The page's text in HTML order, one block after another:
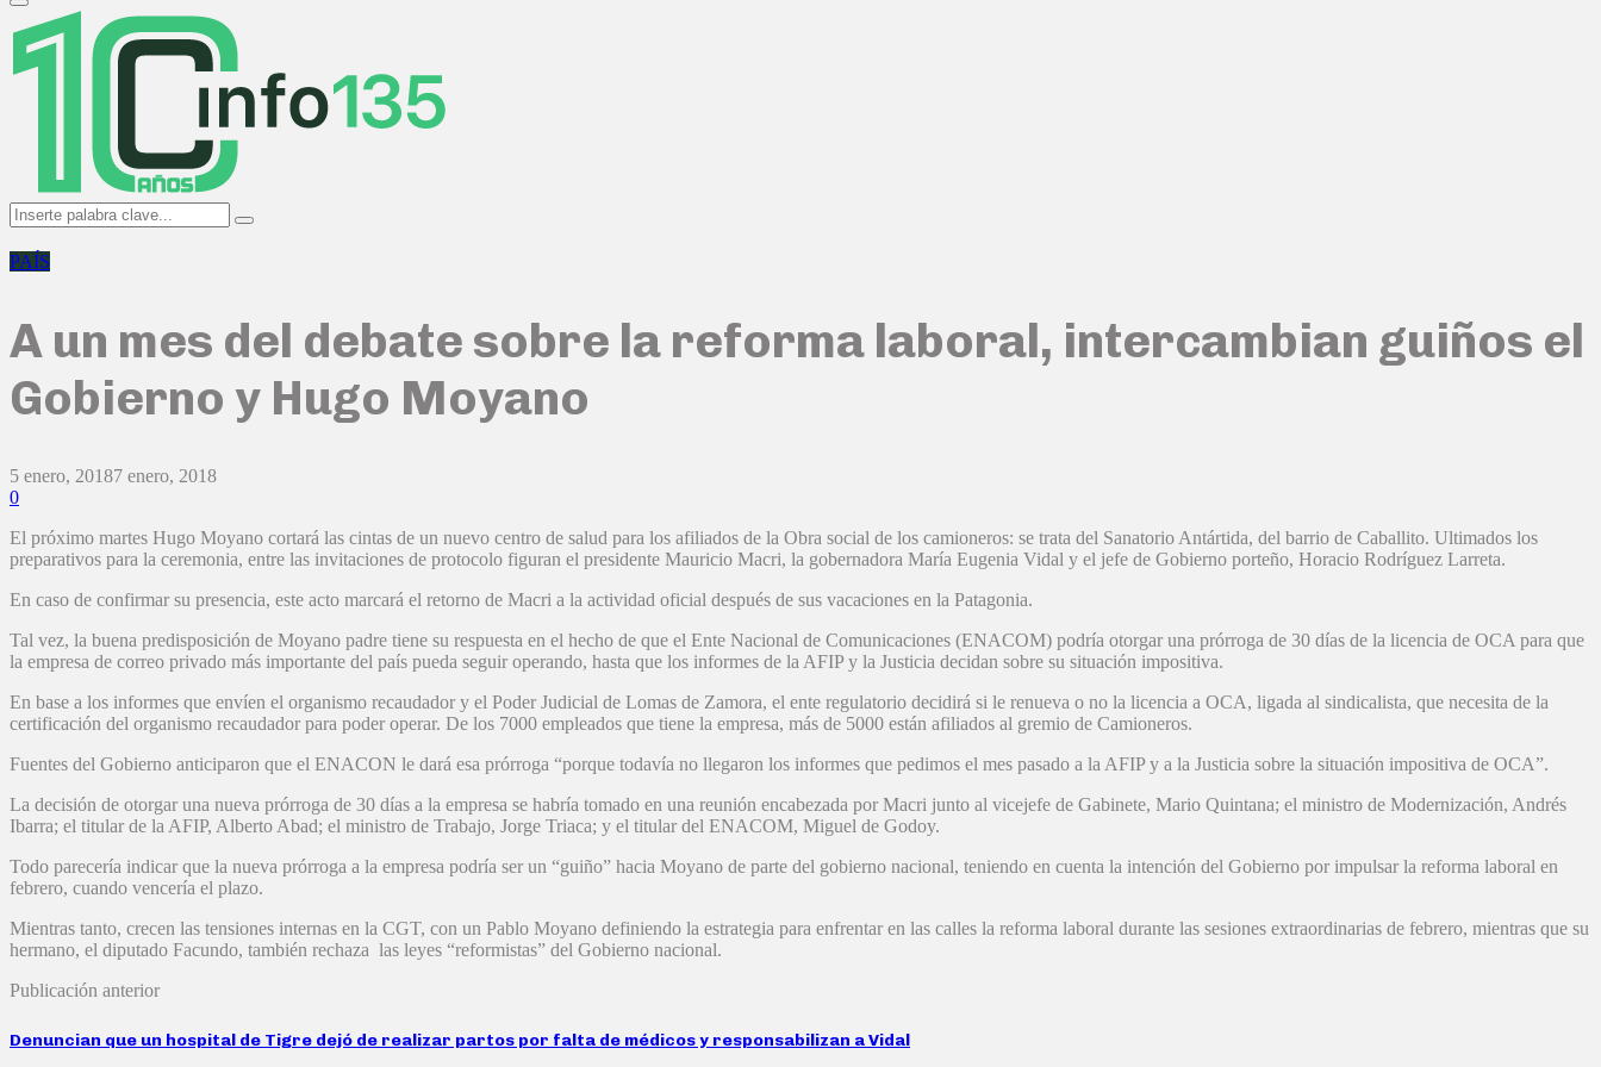
Primary
Menu
Search
for:
Search
PAÍS
A un mes del debate sobre la reforma laboral, intercambian guiños el
Gobierno y Hugo Moyano
5 enero, 20187 enero, 2018
0
El próximo martes Hugo Moyano cortará las cintas de un nuevo centro de salud para los afiliados de la Obra social de los camioneros: se trata del Sanatorio Antártida, del barrio de Caballito. Ultimados los
preparativos para la ceremonia, entre las invitaciones de protocolo figuran el presidente Mauricio Macri, la gobernadora María Eugenia Vidal y el jefe de Gobierno porteño, Horacio Rodríguez Larreta.
En caso de confirmar su presencia, este acto marcará el retorno de Macri a la actividad oficial después de sus vacaciones en la Patagonia.
Tal vez, la buena predisposición de Moyano padre tiene su respuesta en el hecho de que el Ente Nacional de Comunicaciones (ENACOM) podría otorgar una prórroga de 30 días de la licencia de OCA para que
la empresa de correo privado más importante del país pueda seguir operando, hasta que los informes de la AFIP y la Justicia decidan sobre su situación impositiva.
En base a los informes que envíen el organismo recaudador y el Poder Judicial de Lomas de Zamora, el ente regulatorio decidirá si le renueva o no la licencia a OCA, ligada al sindicalista, que necesita de la
certificación del organismo recaudador para poder operar. De los 7000 empleados que tiene la empresa, más de 5000 están afiliados al gremio de Camioneros.
Fuentes del Gobierno anticiparon que el ENACON le dará esa prórroga “porque todavía no llegaron los informes que pedimos el mes pasado a la AFIP y a la Justicia sobre la situación impositiva de OCA”.
La decisión de otorgar una nueva prórroga de 30 días a la empresa se habría tomado en una reunión encabezada por Macri junto al vicejefe de Gabinete, Mario Quintana; el ministro de Modernización, Andrés
Ibarra; el titular de la AFIP, Alberto Abad; el ministro de Trabajo, Jorge Triaca; y el titular del ENACOM, Miguel de Godoy.
Todo parecería indicar que la nueva prórroga a la empresa podría ser un “guiño” hacia Moyano de parte del gobierno nacional, teniendo en cuenta la intención del Gobierno por impulsar la reforma laboral en
febrero, cuando vencería el plazo.
Mientras tanto, crecen las tensiones internas en la CGT, con un Pablo Moyano definiendo la estrategia para enfrentar en las calles la reforma laboral durante las sesiones extraordinarias de febrero, mientras que su
hermano, el diputado Facundo, también rechaza las leyes “reformistas” del Gobierno nacional.
Publicación anterior
Denuncian que un hospital de Tigre dejó de realizar partos por falta de médicos y responsabilizan a Vidal